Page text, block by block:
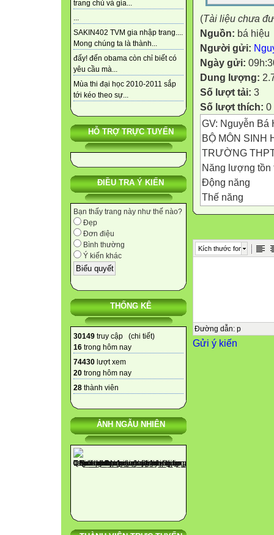
trang chủ và gia...
...
SAKIN402 TVM gia nhập trang....
Mong chúng ta là thành...
đấy! đến obama còn chỉ biết có
yêu cầu mà...
Mùa thi đại học 2010-2011 sắp
tới kéo theo sự...
HỖ TRỢ TRỰC TUYẾN
ĐIỀU TRA Ý KIẾN
Bạn thấy trang này như thế nào?
Đẹp
Đơn điệu
Bình thường
Ý kiến khác
THỐNG KÊ
30149 truy cập (chi tiết)
16 trong hôm nay
74430 lượt xem
20 trong hôm nay
28 thành viên
ẢNH NGẪU NHIÊN
(Tài liệu chưa
Nguồn: bá hiệu
Người gửi:
Ngày gửi:
Dung lượng:
Số lượt tải: 3
Số lượt thích: 0
GV: Nguyễn Bá
BỘ MÔN SINH
TRƯỜNG
Năng lượng tồn
Động năng
Thế năng
Adenine
p
p
N
Co cơ, tổng
Kích thước font
Đường dẫn: p
Gửi ý kiến